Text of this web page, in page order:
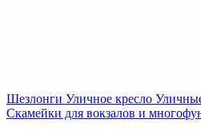
Шезлонги Уличное кресло
Скамейки для вокзалов и